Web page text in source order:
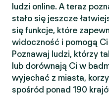
ludzi online. A teraz
stało się jeszcze
się funkcje, które
widoczność i pomogą
Poznawaj ludzi, którzy
lub dorównają Ci w
wyjechać z miasta,
spośród ponad 190